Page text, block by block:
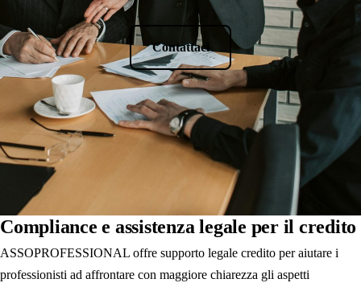
Contattaci
Compliance e assistenza legale per il credito
ASSOPROFESSIONAL offre supporto legale credito per aiutare i
professionisti ad affrontare con maggiore chiarezza gli aspetti